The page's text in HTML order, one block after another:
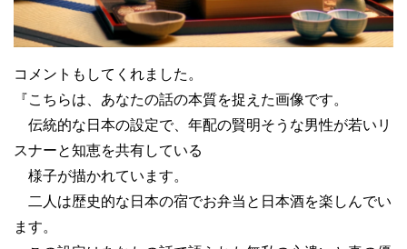
コメントもしてくれました。
『こちらは、あなたの話の本質を捉えた画像です。
伝統的な日本の設定で、年配の賢明そうな男性が若いリ
スナーと知恵を共有している
様子が描かれています。
二人は歴史的な日本の宿でお弁当と日本酒を楽しんでい
ます。